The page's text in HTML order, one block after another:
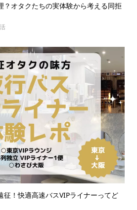
？オタクたちの実体験から考える同拒
征！快適高速バスVIPライナーってど